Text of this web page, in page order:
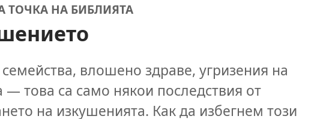
ТОЧКА НА БИБЛИЯТА
семейства, влошено здраве, угризения на
— това са само някои последствия от
на изкушенията. Как да избегнем този